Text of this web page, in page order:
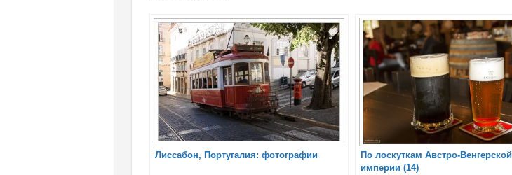
Лиссабон, Португалия: фотографии
По лоскуткам Австро-Венгерской
империи (14)